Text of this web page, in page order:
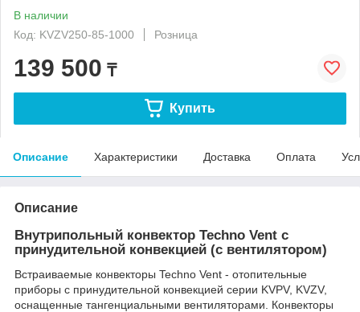
В наличии
Код: KVZV250-85-1000
Розница
139 500 ₸
Купить
Описание Характеристики Доставка Оплата
Описание
Внутрипольный конвектор Techno Vent с
принудительной конвекцией (с вентилятором)
Встраиваемые конвекторы Techno Vent - отопительные
приборы с принудительной конвекцией серии KVPV, KVZV,
оснащенные тангенциальными вентиляторами. Конвекторы